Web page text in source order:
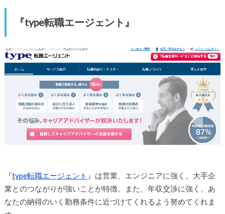
『type転職エージェント』
『type転職エージェント 』は営業、エンジニアに強く、大手企
業とのつながりが強いことが特徴。また、年収交渉に強く、あ
なたの納得のいく勤務条件に近づけてくれるよう努めてくれま